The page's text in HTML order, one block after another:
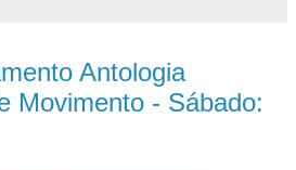
Antologia
Movimento - Sábado: